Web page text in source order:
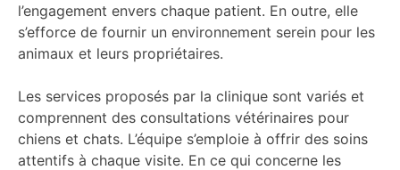
l’engagement envers chaque patient. En outre, elle
s’efforce de fournir un environnement serein pour les
animaux et leurs propriétaires.
Les services proposés par la clinique sont variés et
comprennent des consultations vétérinaires pour
chiens et chats. L’équipe s’emploie à offrir des soins
attentifs à chaque visite. En ce qui concerne les